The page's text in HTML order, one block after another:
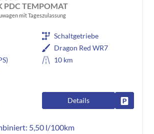
PDC TEMPOMAT
mit Tageszulassung
Schaltgetriebe
Dragon Red WR7
10 km
Details
5,50 l/100km